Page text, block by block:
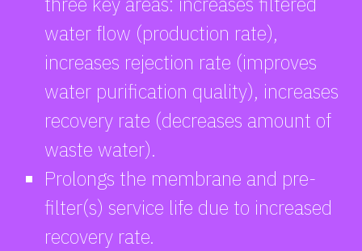
water flow (production rate),
increases rejection rate (improves
water purification quality), increases
recovery rate (decreases amount of
waste water).
Prolongs the membrane and pre-
filter(s) service life due to increased
recovery rate.